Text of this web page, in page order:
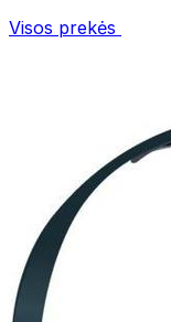
Visos prekės